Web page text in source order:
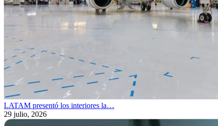
LATAM presentó los interiores la…
29 julio, 2026